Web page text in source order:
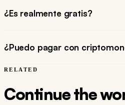
¿Es realmente gratis?
¿Puedo pagar con
RELATED
Continue the